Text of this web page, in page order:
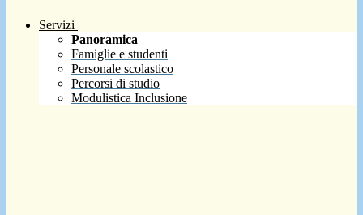
Servizi
Panoramica
Famiglie e studenti
Personale scolastico
Percorsi di studio
Modulistica Inclusione